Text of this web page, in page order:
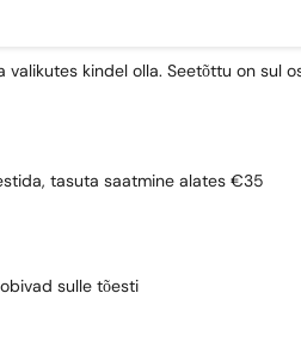
valikutes kindel olla. Seetõttu on sul
tasuta saatmine alates €35
sulle tõesti